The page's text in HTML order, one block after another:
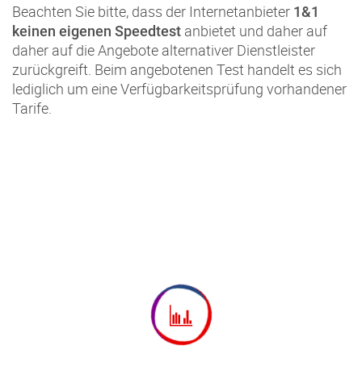
Beachten Sie bitte, dass der Internetanbieter 1&1
keinen eigenen Speedtest anbietet und daher auf
daher auf die Angebote alternativer Dienstleister
zurückgreift. Beim angebotenen Test handelt es sich
lediglich um eine Verfügbarkeitsprüfung vorhandener
Tarife.